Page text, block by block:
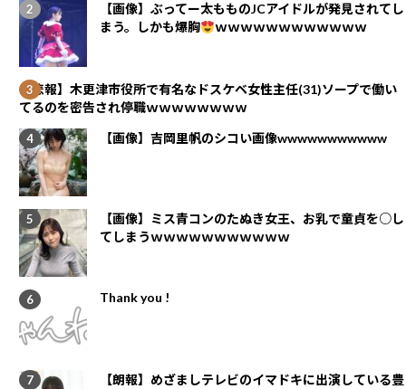
【画像】ぶってー太もものJCアイドルが発見されてし
まう。しかも爆胸
ｗｗｗｗｗｗｗｗｗｗｗｗ
【悲報】木更津市役所で有名なドスケベ女性主任(31)ソープで働い
てるのを密告され停職ｗｗｗｗｗｗｗｗ
【画像】吉岡里帆のシコい画像wwwwwwwwwww
【画像】ミス青コンのたぬき女王、お乳で童貞を○し
てしまうｗｗｗｗｗｗｗｗｗｗｗ
Thank you !
【朗報】めざましテレビのイマドキに出演している豊